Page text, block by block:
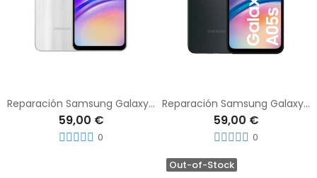
Reparación Samsung Galaxy A05
59,00 €
0
Reparación Samsung Galaxy A05s
59,00 €
0
Out-of-Stock